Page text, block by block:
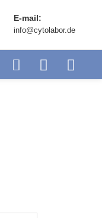
E-mail:
info@cytolabor.de